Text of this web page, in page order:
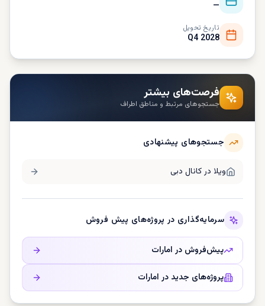
—
تاریخ تحویل
Q4 2028
فرصت‌های بیشتر
جستجوهای مرتبط و مناطق اطراف
جستجوهای پیشنهادی
ویلا درکانال دبی
سرمایه‌گذاری در پروژه‌های پیش فروش
پیش‌فروش در امارات
پروژه‌های جدید در امارات